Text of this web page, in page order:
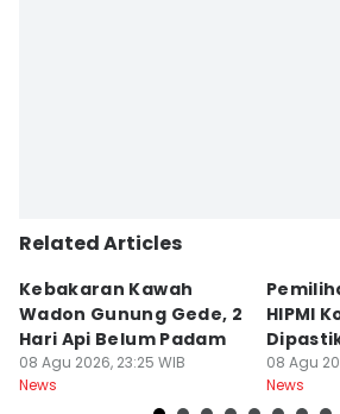
Related Articles
Kebakaran Kawah
Wadon Gunung Gede, 2
Hari Api Belum Padam
08 Agu 2026, 23:25 WIB
News
HIPMI
Tanpa
08 Agu
News